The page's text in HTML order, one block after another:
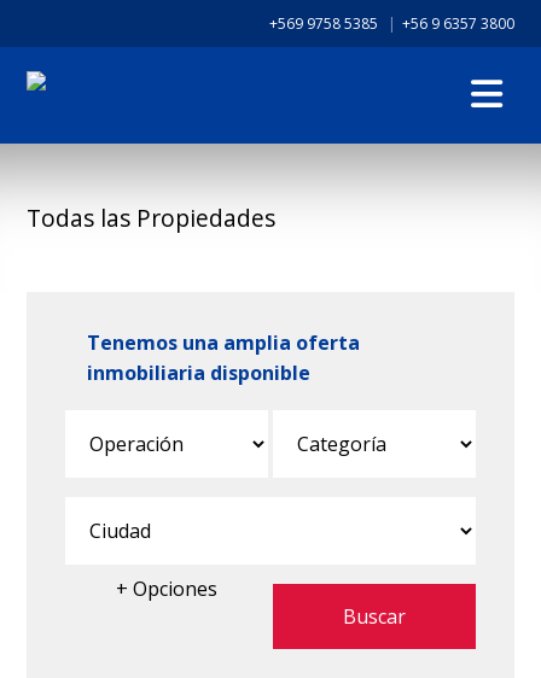
+569 9758 5385 | +56 9 6357 3800
Todas las Propiedades
Tenemos una amplia oferta
inmobiliaria disponible
+ Opciones